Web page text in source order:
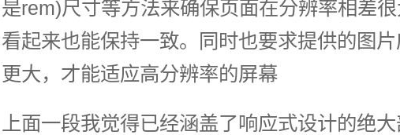
是rem)尺寸等方法来确保页面在分辨率相差很
看起来也能保持一致。同时也要求提供的图
更大，才能适应高分辨率的屏幕
上面一段我觉得已经涵盖了响应式设计的绝